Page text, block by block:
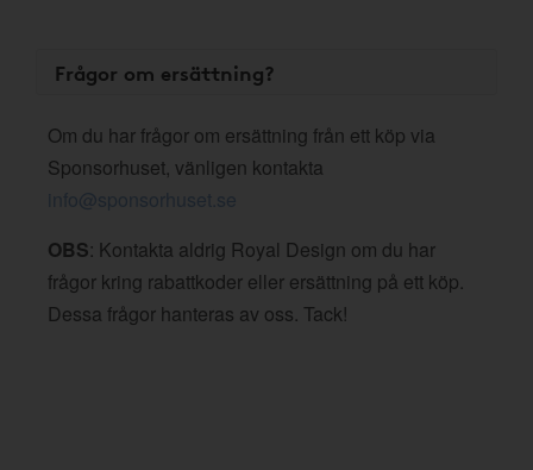
Frågor om ersättning?
Om du har frågor om ersättning från ett köp via
Sponsorhuset, vänligen kontakta
info@sponsorhuset.se
OBS: Kontakta aldrig Royal Design om du har
frågor kring rabattkoder eller ersättning på ett köp.
Dessa frågor hanteras av oss. Tack!